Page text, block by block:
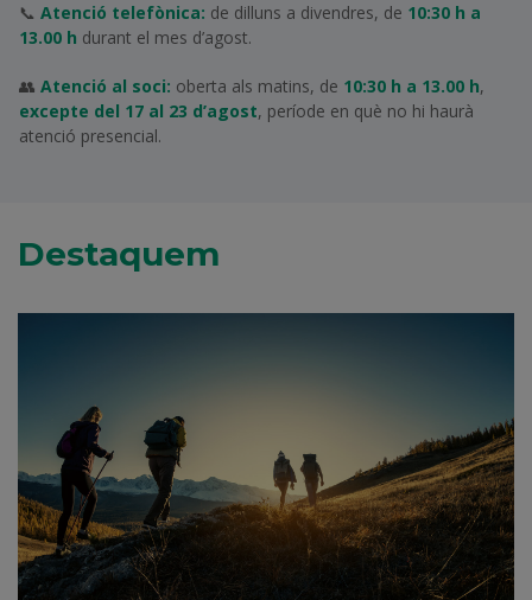
📞 Atenció telefònica: de dilluns a divendres, de 10:30 h a
13.00 h durant el mes d’agost.
👥 Atenció al soci: oberta als matins, de 10:30 h a 13.00 h,
excepte del 17 al 23 d’agost, període en què no hi haurà
atenció presencial.
Destaquem